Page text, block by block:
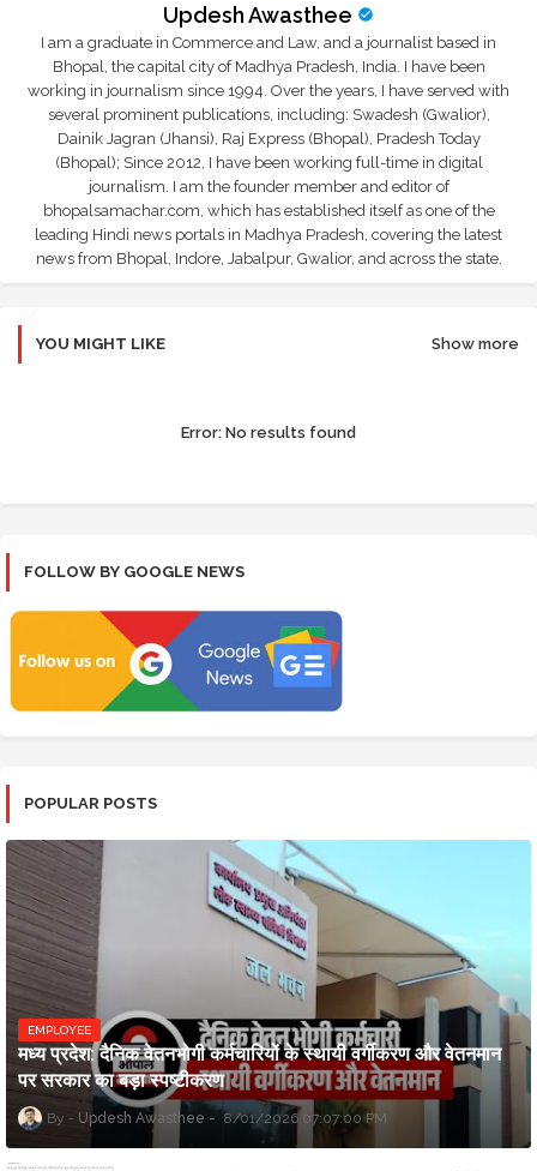
Updesh Awasthee
I am a graduate in Commerce and Law, and a journalist based in
Bhopal, the capital city of Madhya Pradesh, India. I have been
working in journalism since 1994. Over the years, I have served with
several prominent publications, including: Swadesh (Gwalior),
Dainik Jagran (Jhansi), Raj Express (Bhopal), Pradesh Today
(Bhopal); Since 2012, I have been working full-time in digital
journalism. I am the founder member and editor of
bhopalsamachar.com, which has established itself as one of the
leading Hindi news portals in Madhya Pradesh, covering the latest
news from Bhopal, Indore, Jabalpur, Gwalior, and across the state.
YOU MIGHT LIKE Show more
Error: No results found
FOLLOW BY GOOGLE NEWS
POPULAR POSTS
EMPLOYEE
मध्य प्रदेश: दैनिक वेतनभोगी कर्मचारियों के स्थायी वर्गीकरण और वेतनमान
पर सरकार का बड़ा स्पष्टीकरण
Updesh Awasthee 8/01/2026 07:07:00 PM